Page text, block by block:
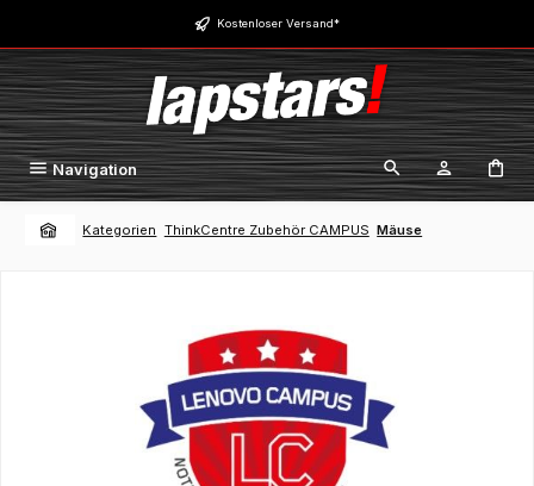
Zum Hauptinhalt springen Kostenloser Versand*
Navigation
Kategorien ThinkCentre Zubehör CAMPUS Mäuse